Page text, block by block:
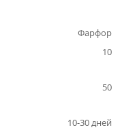
Фарфор
10
50
10-30 дней